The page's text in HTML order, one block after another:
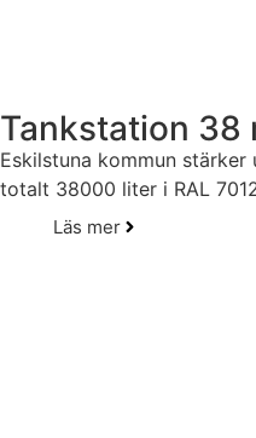
Tankstation 38
Eskilstuna kommun
totalt 38000 liter i RAL
Läs mer